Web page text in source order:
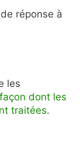
réponse à
les
dont les
traitées.